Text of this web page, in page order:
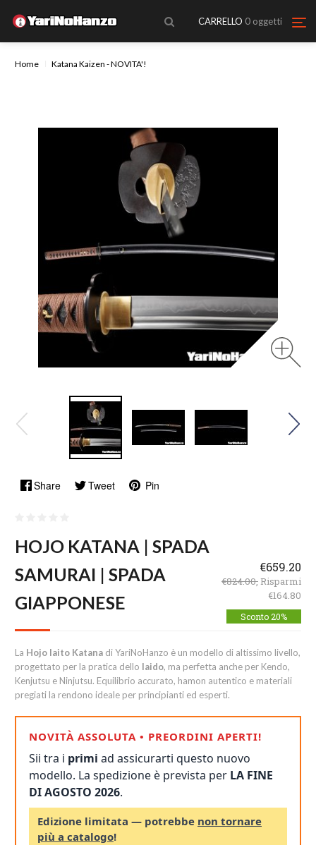
CARRELLO 0 oggetti
Home Katana Kaizen - NOVITA'!
Share Tweet Pin
HOJO KATANA | SPADA
SAMURAI | SPADA
GIAPPONESE
€659.20
€824.00, Risparmi
€164.80
Sconto 20%
La Hojo Iaito Katana di YariNoHanzo è un modello di altissimo livello,
progettato per la pratica dello Iaido, ma perfetta anche per Kendo,
Kenjutsu e Ninjutsu. Equilibrio accurato, hamon autentico e materiali
pregiati la rendono ideale per principianti ed esperti.
NOVITÀ ASSOLUTA • PREORDINI APERTI!
Sii tra i primi ad assicurarti questo nuovo
modello. La spedizione è prevista per LA FINE
DI AGOSTO 2026.
Edizione limitata — potrebbe non tornare
più a catalogo!